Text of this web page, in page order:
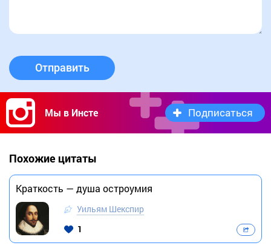
Отправить
Мы в Инсте Подписаться
Похожие цитаты
Краткость — душа остроумия
Уильям Шекспир
1